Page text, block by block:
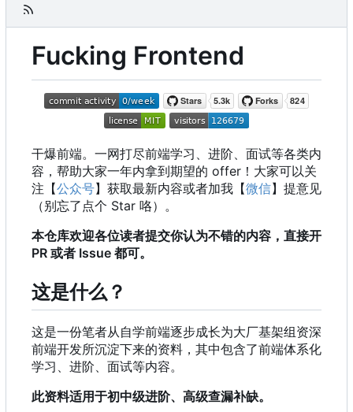
Fucking Frontend
干爆前端。一网打尽前端学习、进阶、面试等各类内
容，帮助大家一年内拿到期望的 offer ！ 大家可以关
注【公众号】获取最新内容或者加我【微信】提意见
（别忘了点个 Star 咯）。
本仓库欢迎各位读者提交你认为不错的内容，直接开
PR 或者 Issue 都可。
这是什么？
这是一份笔者从自学前端逐步成长为大厂基架组资深
前端开发所沉淀下来的资料，其中包含了前端体系化
学习、进阶、面试等内容。
此资料适用于初中级进阶、高级查漏补缺。